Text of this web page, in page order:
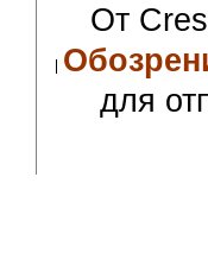
От
для